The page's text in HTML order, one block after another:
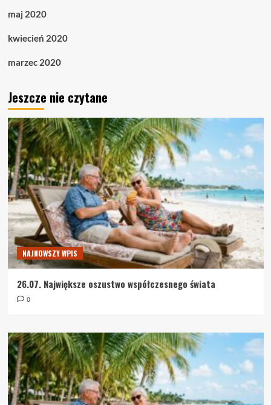
maj 2020
kwiecień 2020
marzec 2020
Jeszcze nie czytane
NAJNOWSZY WPIS
26.07. Największe oszustwo współczesnego świata
0